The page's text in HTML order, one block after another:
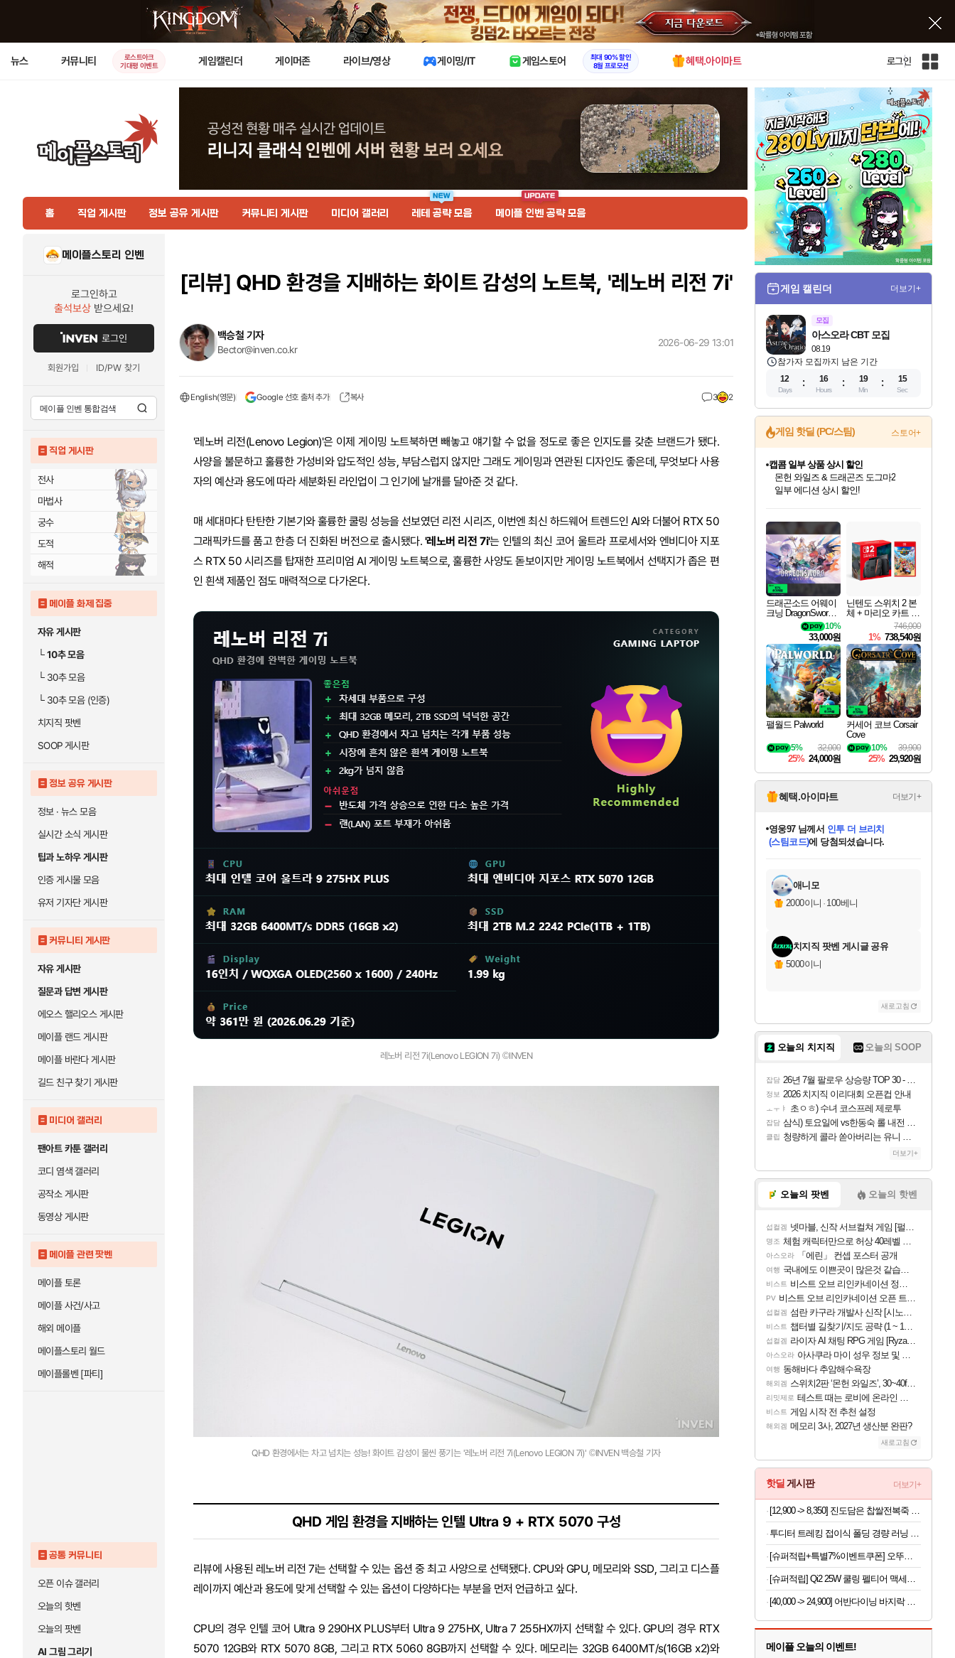
X
뉴스 커뮤니티
로스트아크
기대평 이벤트
게임캘린더 게이머존 라이브/영상 게이밍/IT 게임스토어
최대 90% 할인
8월 프로모션
혜택.아이마트 로그인
인
전
체
사
이
홈 직업 게시판 정보 공유 게시판 커뮤니티 게시판 미디어 갤러리 레테 공략 모음 메이플 인벤 공략 모음
메이플스토리 인벤
로그인하고
출석보상 받으세요!
로그인
회원가입 ID/PW 찾기
직업 게시판
전사
마법사
궁수
도적
해적
메이플 화제 집중
자유 게시판
└10추 모음
└30추 모음
└30추 모음 (인증)
치지직 팟벤
SOOP 게시판
정보 공유 게시판
정보 · 뉴스 모음
실시간 소식 게시판
팁과 노하우 게시판
인증 게시물 모음
유저 기자단 게시판
커뮤니티 게시판
자유 게시판
질문과 답변 게시판
에오스 핼리오스 게시판
메이플 랜드 게시판
메이플 바란다 게시판
길드 친구 찾기 게시판
미디어 갤러리
팬아트 카툰 갤러리
코디 염색 갤러리
공작소 게시판
동영상 게시판
메이플 관련 팟벤
메이플 토론
메이플 사건/사고
해외 메이플
메이플스토리 월드
메이플롤벤 [파티]
공통 커뮤니티
오픈 이슈 갤러리
오늘의 핫벤
오늘의 팟벤
AI 그림 그리기
[리뷰] QHD 환경을 지배하는 화이트 감성의 노트북, '레노버 리전 7i'
백승철 기자
Bector@inven.co.kr
English(영문) Google 선호 출처 추가 복사 3 2
2026-06-29 13:01
'레노버 리전(Lenovo Legion)'은 이제 게이밍 노트북하면 빼놓고 얘기할 수 없을 정도로 좋은 인지도를 갖춘 브랜드가 됐다.
사양을 불문하고 훌륭한 가성비와 압도적인 성능, 부담스럽지 않지만 그래도 게이밍과 연관된 디자인도 좋은데, 무엇보다 사용
자의 예산과 용도에 따라 세분화된 라인업이 그 인기에 날개를 달아준 것 같다.
매 세대마다 탄탄한 기본기와 훌륭한 쿨링 성능을 선보였던 리전 시리즈, 이번엔 최신 하드웨어 트렌드인 AI와 더불어 RTX 50
그래픽카드를 품고 한층 더 진화된 버전으로 출시됐다. '레노버 리전 7i'는 인텔의 최신 코어 울트라 프로세서와 엔비디아 지포
스 RTX 50 시리즈를 탑재한 프리미엄 AI 게이밍 노트북으로, 훌륭한 사양도 돋보이지만 게이밍 노트북에서 선택지가 좁은 편
인 흰색 제품인 점도 매력적으로 다가온다.
레노버 리전 7i(Lenovo LEGION 7i) ©INVEN
QHD 환경에서는 차고 넘치는 성능! 화이트 감성이 물씬 풍기는 '레노버 리전 7i(Lenovo LEGION 7i)' ©INVEN 백승철 기자
QHD 게임 환경을 지배하는 인텔 Ultra 9 + RTX 5070 구성
리뷰에 사용된 레노버 리전 7i는 선택할 수 있는 옵션 중 최고 사양으로 선택됐다. CPU와 GPU, 메모리와 SSD, 그리고 디스플
레이까지 예산과 용도에 맞게 선택할 수 있는 옵션이 다양하다는 부분을 먼저 언급하고 싶다.
CPU의 경우 인텔 코어 Ultra 9 290HX PLUS부터 Ultra 9 275HX, Ultra 7 255HX까지 선택할 수 있다. GPU의 경우 RTX
5070 12GB와 RTX 5070 8GB, 그리고 RTX 5060 8GB까지 선택할 수 있다. 메모리는 32GB 6400MT/s(16GB x2)와
게임 캘린더 더보기+
모집
08.19
아스오라 CBT 모집
참가자 모집까지 남은 기간
12
Days
16
Hours
19
Min
14
Sec
게임 핫딜 (PC/스팀) 스토어+
최대 90% 할인가를 만나보세요!
네이버혜택과 함께 만나보세요!
50%할인&추가 적립까지!
이니&베니 혜택까지!
네이버 혜택가와 함께 예약하세요!
할인&네이버혜택으로 만나보세요!
네이버페이 혜택과 만나보세요!
40주년 프로모션으로 만나보세요!
네이버 포인트 혜택까지!
할인가에 만나보세요!
캡콤 일부 상품 상시 할인
몬헌 와일즈 & 드래곤즈 도그마2
일부 에디션 상시 할인!
혜택으로 예약 판매 중
편안하게 충전하세요
드래곤소드 어웨이
크닝 DragonSword A
10%
33,000원
닌텐도 스위치 2 본
체 + 마리오 카트 월
746,000
1% 738,540원
팰월드 Palworld
32,000
5%
25% 24,000원
커세어 코브 Corsair
Cove
39,900
10%
25% 29,920원
혜택.아이마트 더보기+
당첨되셨습니다.
당첨되셨습니다.
당첨되셨습니다.
당첨되셨습니다.
영웅97님께서 인투 더 브리치
(스팀코드)에 당첨되셨습니다.
에디션 (스팀코드)
당첨되셨습니다.
당첨되셨습니다.
당첨되셨습니다.
당첨되셨습니다.
애니모
2000이니 · 100베니
치지직 팟벤 게시글 공유
5000이니
새로고침
오늘의 치지직 오늘의 SOOP
잡담 26년 7월 팔로우 상승량 TOP 30 - 월간 치지직
정보 2026 치지직 이리대회 오픈컵 안내
ㅗㅜㅑ 초ㅇㅎ) 수녀 코스프레 제로투
잡담 삼식) 토요일에 vs한동숙 롤 내전 예정
클립 청량하게 콜라 쏟아버리는 유니 ㅋㅋㅋ
더보기+
오늘의 팟벤 오늘의 핫벤
섭컬겜 넷마블, 신작 서브컬쳐 게임 [펄 인 블루] 티저 사이트 오픈
명조 체험 캐릭터만으로 허상 40레벨 하이와티아 5분 컷!｜에이메스·린네·모니에 명함
아스오라 「에린」 컨셉 포스터 공개
여행 국내에도 이쁜곳이 많은것 같습니다
비스트 비스트 오브 리인카네이션 정보/공략글 모음
PV 비스트 오브 리인카네이션 오픈 트레일러
섭컬겜 섬란 카구라 개발사 신작 [시노비 넥서스] 연내 출시 예정
비스트 챕터별 길찾기/지도 공략 (1 ~ 12장)
섭컬겜 라이자 AI 채팅 RPG 게임 [RyzaChat: AI] 공개
아스오라 아사쿠라 마이 성우 정보 및 주요 필모
여행 동해바다 추암해수욕장
해외겜 스위치2판 ‘몬헌 와일즈’, 30~40fps 목표 추정
리밋제로 테스트 때는 로비에 온라인 기능이 있는데
비스트 게임 시작 전 추천 설정
해외겜 메모리 3사, 2027년 생산분 완판?
새로고침
핫딜 게시판 더보기+
[40,000 -> 24,900] 어반다이닝 바지락 술찜 파스타 밀키트 819g x 2개
메이플 오늘의 이벤트!